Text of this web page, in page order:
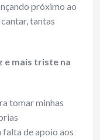
próximo ao
tantas
e mais triste na
tomar minhas
falta de apoio aos